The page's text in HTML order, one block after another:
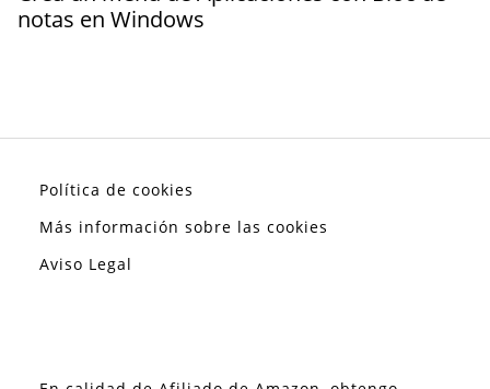
notas en Windows
Política de cookies
Más información sobre las cookies
Aviso Legal